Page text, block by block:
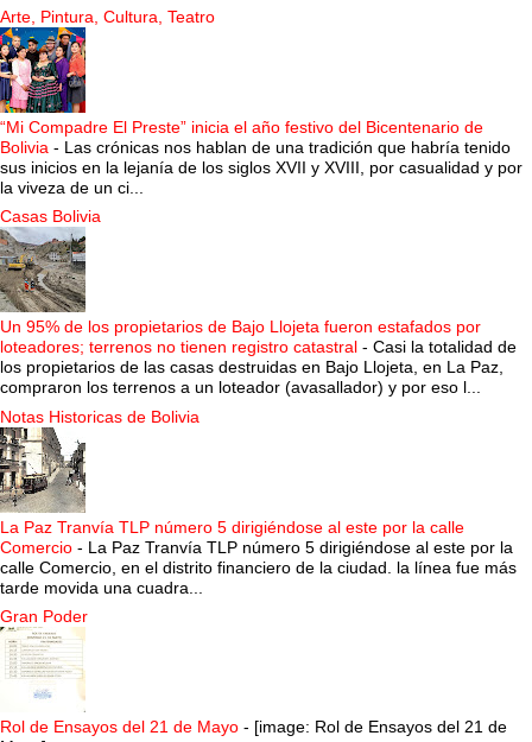
Arte, Pintura, Cultura, Teatro
“Mi Compadre El Preste” inicia el año festivo del Bicentenario de
Bolivia - Las crónicas nos hablan de una tradición que habría tenido
sus inicios en la lejanía de los siglos XVII y XVIII, por casualidad y por
la viveza de un ci...
Casas Bolivia
Un 95% de los propietarios de Bajo Llojeta fueron estafados por
loteadores; terrenos no tienen registro catastral - Casi la totalidad de
los propietarios de las casas destruidas en Bajo Llojeta, en La Paz,
compraron los terrenos a un loteador (avasallador) y por eso l...
Notas Historicas de Bolivia
La Paz Tranvía TLP número 5 dirigiéndose al este por la calle
Comercio - La Paz Tranvía TLP número 5 dirigiéndose al este por la
calle Comercio, en el distrito financiero de la ciudad. la línea fue más
tarde movida una cuadra...
Gran Poder
Rol de Ensayos del 21 de Mayo - [image: Rol de Ensayos del 21 de